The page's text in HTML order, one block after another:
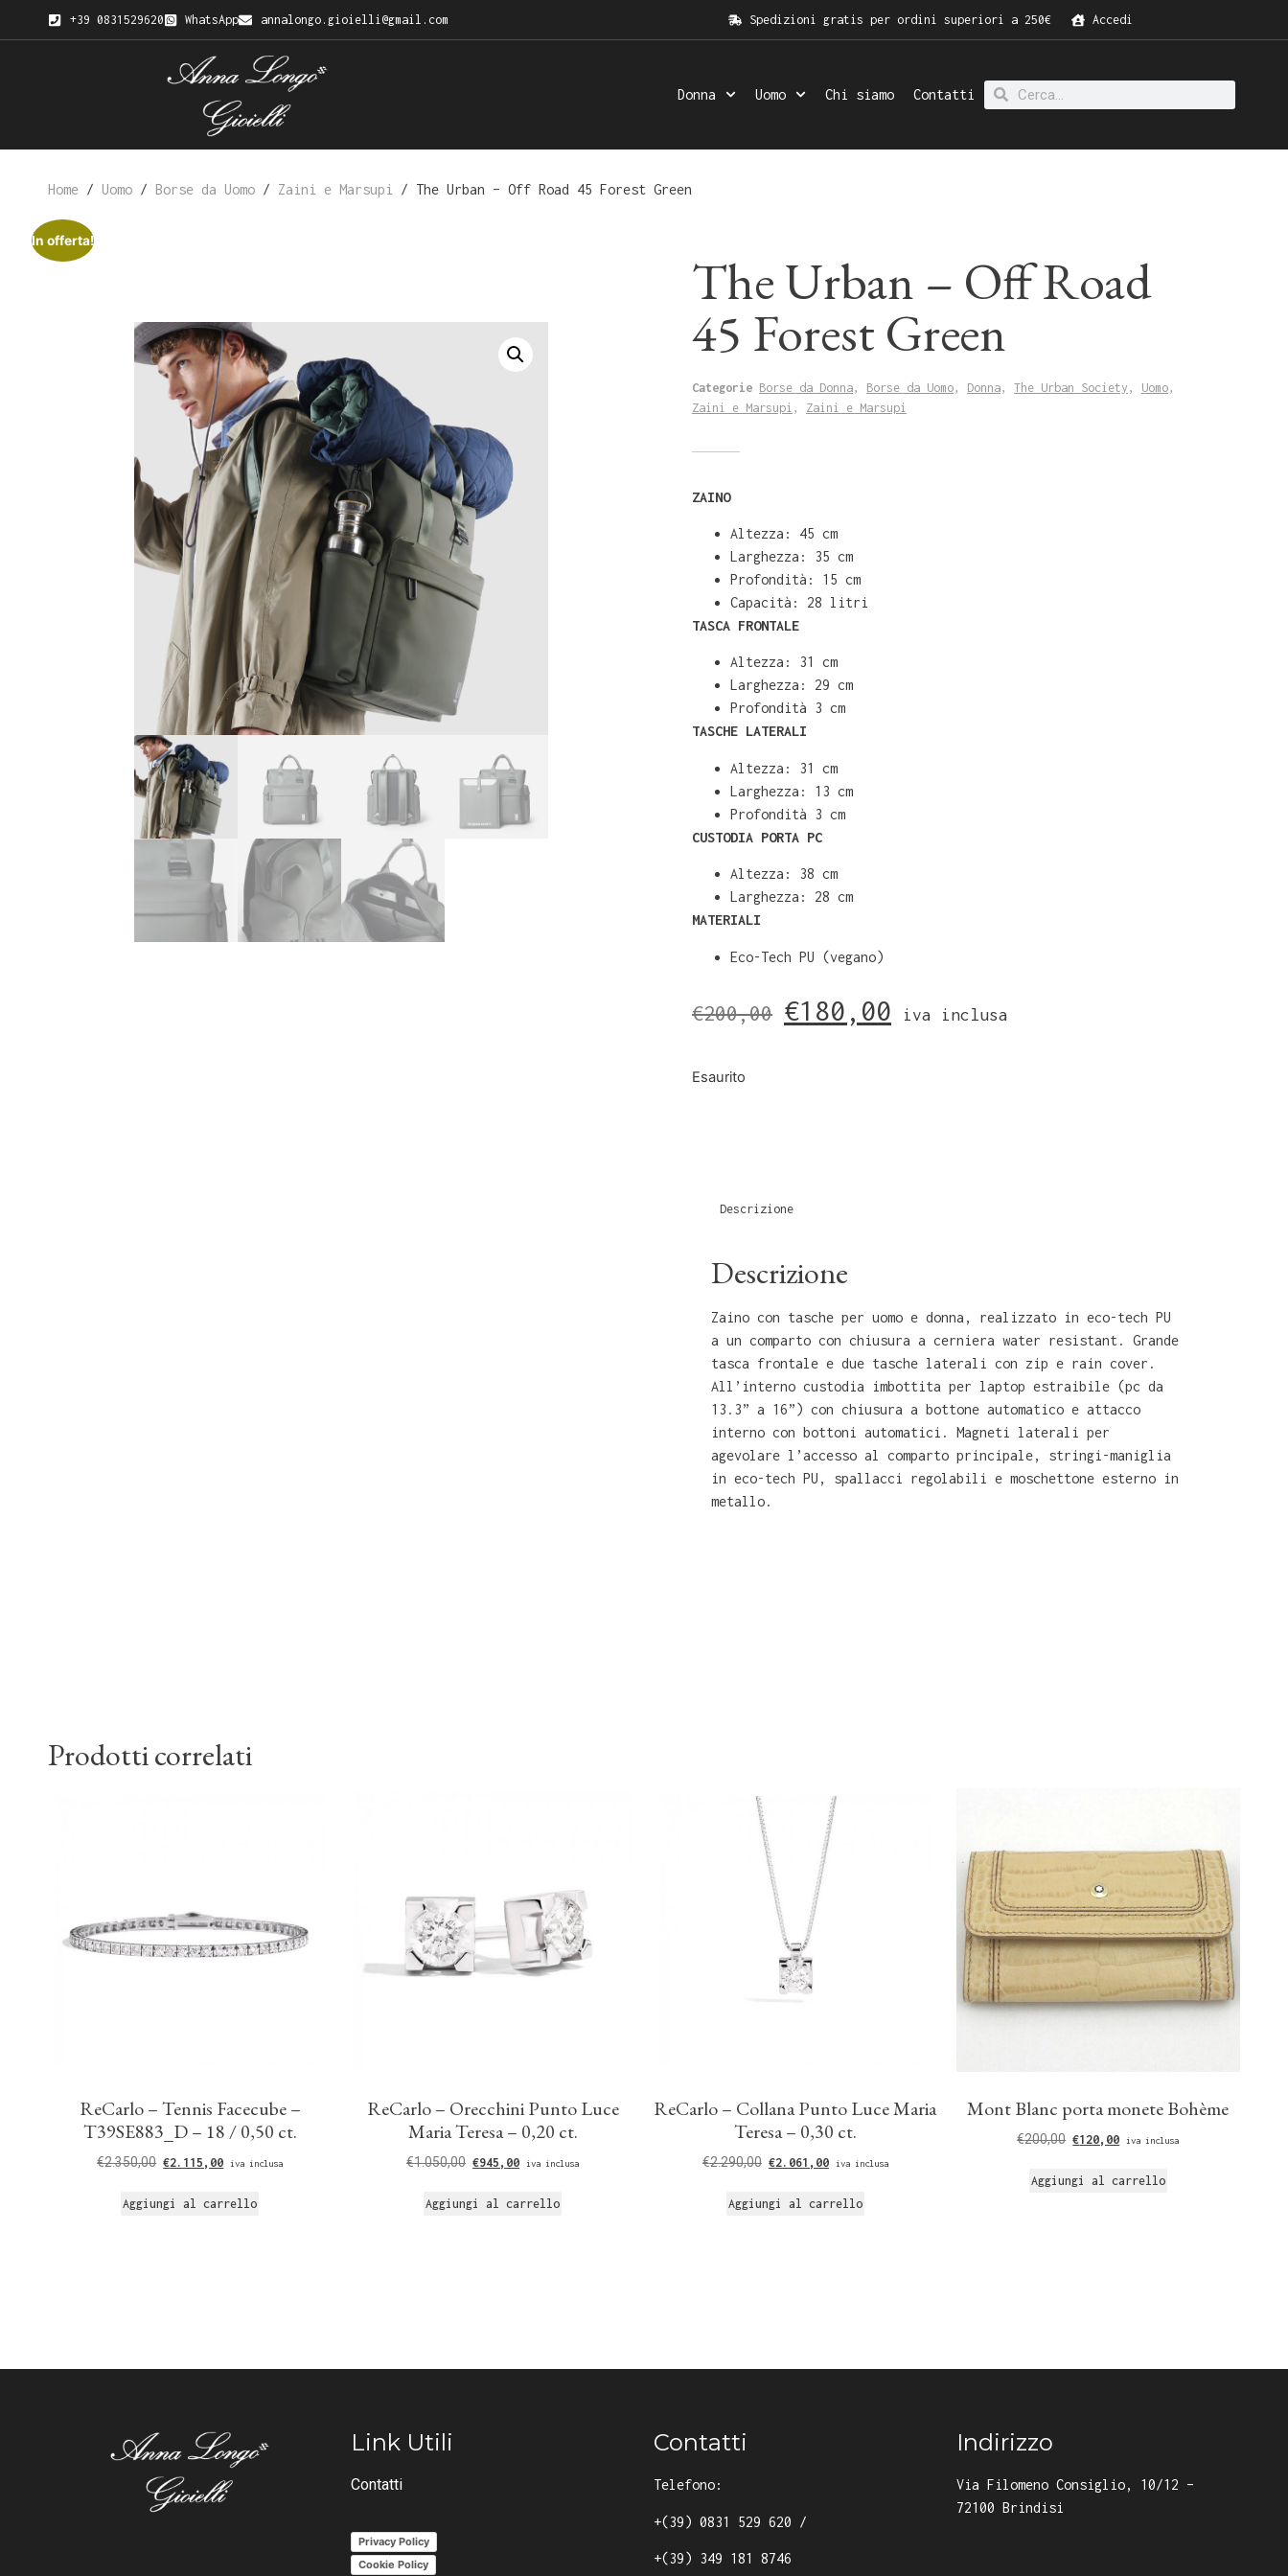
+39 0831529620 WhatsApp annalongo.gioielli@gmail.com Spedizioni gratis per ordini superiori a 250€ Accedi
Donna Uomo Chi siamo Contatti
Home / Uomo / Borse da Uomo / Zaini e Marsupi / The Urban – Off Road 45 Forest Green
In offerta!
The Urban – Off Road
45 Forest Green
Categorie Borse da Donna, Borse da Uomo, Donna, The Urban Society , Uomo,
Zaini e Marsupi , Zaini e Marsupi
ZAINO
Altezza: 45 cm
⁠Larghezza: 35 cm
⁠Profondità: 15 cm
Capacità: 28 litri
TASCA FRONTALE
Altezza: 31 cm
⁠Larghezza: 29 cm
⁠Profondità 3 cm
TASCHE LATERALI
Altezza: 31 cm
⁠Larghezza: 13 cm
⁠Profondità 3 cm
CUSTODIA PORTA PC
⁠Altezza: 38 cm
⁠Larghezza: 28 cm
MATERIALI
Eco-Tech PU (vegano)
€200,00 €180,00 iva inclusa
Esaurito
Descrizione
Descrizione
Zaino con tasche per uomo e donna, realizzato in eco-tech PU
a un comparto con chiusura a cerniera water resistant. Grande
tasca frontale e due tasche laterali con zip e rain cover.
All’interno custodia imbottita per laptop estraibile (pc da
13.3” a 16”) con chiusura a bottone automatico e attacco
interno con bottoni automatici. Magneti laterali per
agevolare l’accesso al comparto principale, stringi-maniglia
in eco-tech PU, spallacci regolabili e moschettone esterno in
metallo.
Prodotti correlati
ReCarlo – Tennis Facecube –
T39SE883_D – 18 / 0,50 ct.
€2.350,00 €2.115,00 iva inclusa
Aggiungi al carrello
ReCarlo – Orecchini Punto Luce
Maria Teresa – 0,20 ct.
€1.050,00 €945,00 iva inclusa
Aggiungi al carrello
ReCarlo – Collana Punto Luce Maria
Teresa – 0,30 ct.
€2.290,00 €2.061,00 iva inclusa
Aggiungi al carrello
Mont Blanc porta monete Bohème
€200,00 €120,00 iva inclusa
Aggiungi al carrello
Link Utili
Contatti
Privacy Policy
Cookie Policy
Contatti
Telefono:
+(39) 0831 529 620 /
+(39) 349 181 8746
Indirizzo
Via Filomeno Consiglio, 10/12 –
72100 Brindisi